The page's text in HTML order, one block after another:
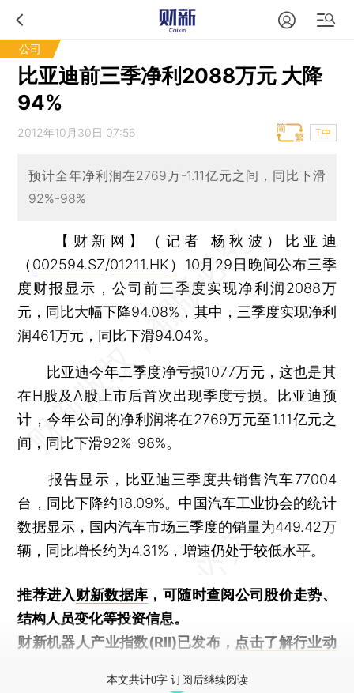
公司
比亚迪前三季净利2088万元 大降
94%
2012年10月30日 07:56 T中
预计全年净利润在2769万-1.11亿元之间，同比下滑
92%-98%
【财新网】（记者 杨秋波）
比亚迪
（ 002594.SZ/01211.HK ）10月29日晚间公布三季
度财报显示，公司前三季度实现净利润2088万
元，同比大幅下降94.08%，其中，三季度实现净利
润461万元，同比下滑94.04%。
比亚迪今年二季度净亏损1077万元，这也是其
在H股及A股上市后首次出现季度亏损。比亚迪预
计，今年公司的净利润将在2769万元至1.11亿元之
间，同比下滑92%-98%。
报告显示，比亚迪三季度共销售汽车77004
台，同比下降约18.09%。中国汽车工业协会的统计
数据显示，国内汽车市场三季度的销量为449.42万
辆，同比增长约为4.31%，增速仍处于较低水平。
推荐进入财新数据库 ，可随时查阅公司股价走势、
结构人员变化等投资信息。
财新机器人产业指数(RII)已发布， 点击了解行业动
本文共计0字 订阅后继续阅读